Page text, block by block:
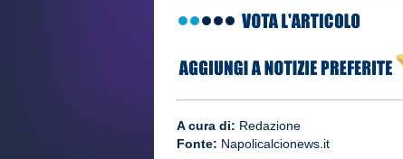
A cura di: Redazione
Fonte: Napolicalcionews.it